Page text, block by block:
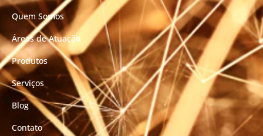
Quem Somos
Áreas de Atuação
Produtos
Serviços
Blog
Contato